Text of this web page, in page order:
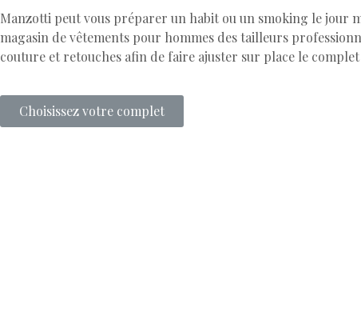
Manzotti peut vous préparer un habit ou un smoking le jour
magasin de vêtements pour hommes des tailleurs
couture et retouches afin de faire ajuster sur place le
Choisissez votre complet